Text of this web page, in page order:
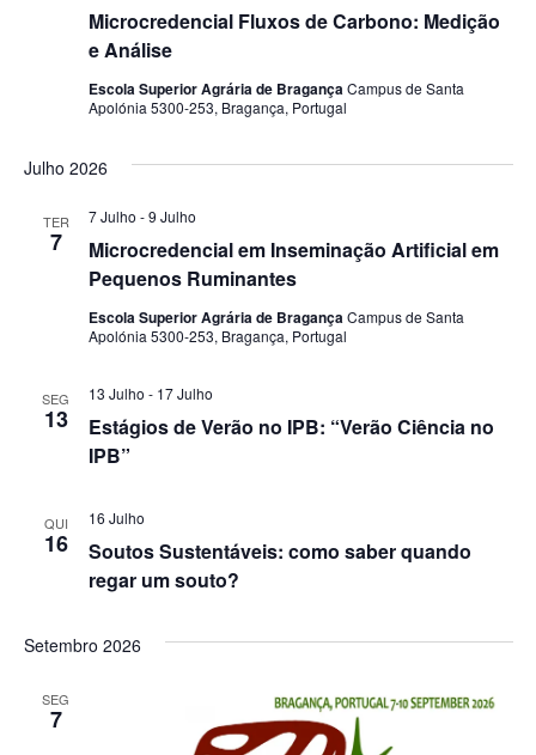
Microcredencial Fluxos de Carbono: Medição
e Análise
Escola Superior Agrária de BragançaCampus de Santa
Apolónia 5300-253, Bragança, Portugal
Julho 2026
TER
7
Microcredencial em Inseminação Artificial em
Pequenos Ruminantes
7 Julho -9 Julho
Escola Superior Agrária de BragançaCampus de Santa
Apolónia 5300-253, Bragança, Portugal
SEG
13
Estágios de Verão no IPB: “Verão Ciência no
IPB”
13 Julho - 17 Julho
QUI
16
Soutos Sustentáveis: como saber quando
regar um souto?
16 Julho
Setembro 2026
SEG
7